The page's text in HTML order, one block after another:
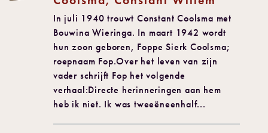
In juli 1940 trouwt Constant Coolsma met
Bouwina Wieringa. In maart 1942 wordt
hun zoon geboren, Foppe Sierk Coolsma;
roepnaam Fop.Over het leven van zijn
vader schrijft Fop het volgende
verhaal:Directe herinneringen aan hem
heb ik niet. Ik was tweeëneenhalf...